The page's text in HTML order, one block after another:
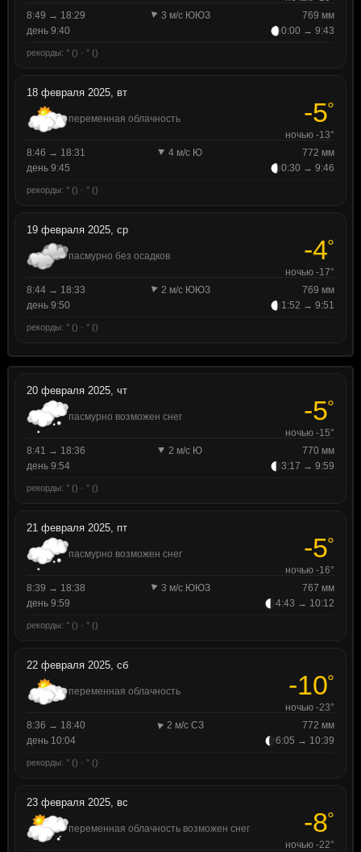
8:49 → 18:29
3 м/с ЮЮЗ
769 мм
день 9:40
0:00 → 9:43
рекорды: ° () · ° ()
18 февраля 2025, вт
переменная облачность -5°
ночью -13°
8:46 → 18:31
4 м/с Ю
772 мм
день 9:45
0:30 → 9:46
рекорды: ° () · ° ()
19 февраля 2025, ср
пасмурно без осадков -4°
ночью -17°
8:44 → 18:33
2 м/с ЮЮЗ
769 мм
день 9:50
1:52 → 9:51
рекорды: ° () · ° ()
20 февраля 2025, чт
пасмурно возможен снег -5°
ночью -15°
8:41 → 18:36
2 м/с Ю
770 мм
день 9:54
3:17 → 9:59
рекорды: ° () · ° ()
21 февраля 2025, пт
пасмурно возможен снег -5°
ночью -16°
8:39 → 18:38
3 м/с ЮЮЗ
767 мм
день 9:59
4:43 → 10:12
рекорды: ° () · ° ()
22 февраля 2025, сб
переменная облачность -10°
ночью -23°
8:36 → 18:40
2 м/с СЗ
772 мм
день 10:04
6:05 → 10:39
рекорды: ° () · ° ()
23 февраля 2025, вс
переменная облачность возможен снег -8°
ночью -22°